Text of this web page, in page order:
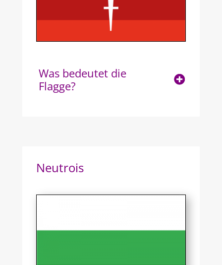
Was bedeutet die
Flagge?
Neutrois